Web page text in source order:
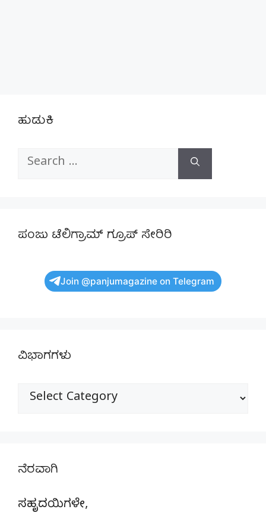
ಹುಡುಕಿ
Search
ಪಂಜು ಟೆಲಿಗ್ರಾಮ್ ಗ್ರೂಪ್ ಸೇರಿರಿ
Join @panjumagazine on Telegram
ವಿಭಾಗಗಳು
ವಿಭಾಗಗಳು
ನೆರವಾಗಿ
ಸಹೃದಯಿಗಳೇ,